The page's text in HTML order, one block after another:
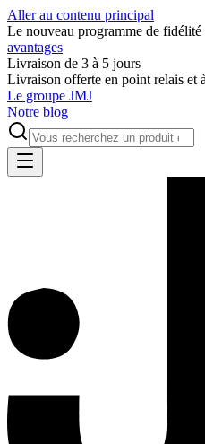
Aller au contenu principal
Le nouveau programme de fidélité
avantages
Livraison de 3 à 5 jours
Livraison offerte en point relais et
Le groupe JMJ
Notre blog